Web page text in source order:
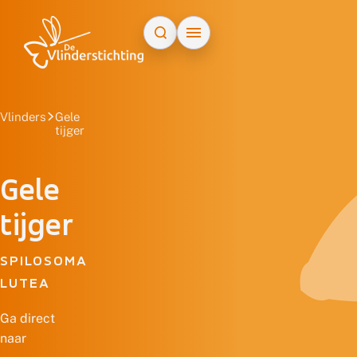
Vlinders
Gele
tijger
Gele
tijger
SPILOSOMA
LUTEA
Ga direct
naar